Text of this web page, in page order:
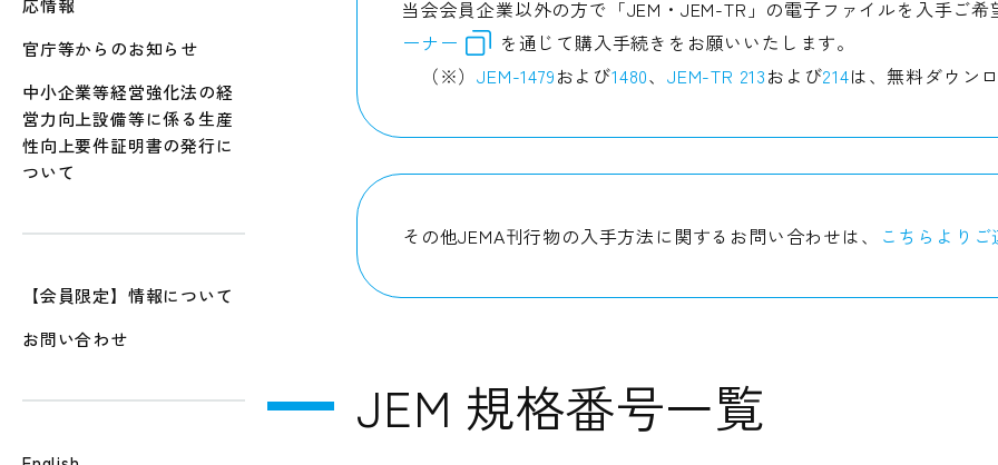
官庁等からのお知らせ
中小企業等経営強化法の経
営力向上設備等に係る生産
性向上要件証明書の発行に
ついて
【会員限定】情報について
お問い合わせ
当会会員企業以外の方で「JEM・JEM-TR」の電子ファイルを入手ご
ーナー
を通じて購入手続きをお願いいたします。
（※）JEM-1479および1480、JEM-TR 213および214は、無料ダウン
その他JEMA刊行物の入手方法に関するお問い合わせは、 こちらより
JEM 規格番号一覧